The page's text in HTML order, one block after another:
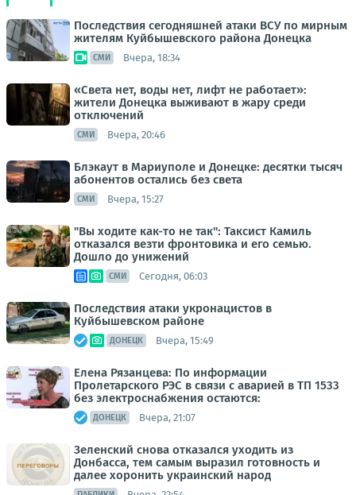
Последствия сегодняшней атаки ВСУ по мирным
жителям Куйбышевского района Донецка
СМИ Вчера, 18:34
«Света нет, воды нет, лифт не работает»:
жители Донецка выживают в жару среди
отключений
СМИ Вчера, 20:46
Блэкаут в Мариуполе и Донецке: десятки тысяч
абонентов остались без света
СМИ Вчера, 15:27
"Вы ходите как-то не так": Таксист Камиль
отказался везти фронтовика и его семью.
Дошло до унижений
СМИ Сегодня, 06:03
Последствия атаки укронацистов в
Куйбышевском районе
ДОНЕЦК Вчера, 15:49
Елена Рязанцева: По информации
Пролетарского РЭС в связи с аварией в ТП 1533
без электроснабжения остаются:
ДОНЕЦК Вчера, 21:07
Зеленский снова отказался уходить из
Донбасса, тем самым выразил готовность и
далее хоронить украинский народ